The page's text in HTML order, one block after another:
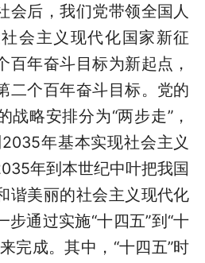
后，我们党带领全国人
会主义现代化国家新征
百年奋斗目标为新起点，
二个百年奋斗目标。党的
战略安排分为“两步走”，
年基本实现社会主义
年到本世纪中叶把我国
谐美丽的社会主义现代化
通过实施“十四五”到“十
完成。其中，“十四五”时